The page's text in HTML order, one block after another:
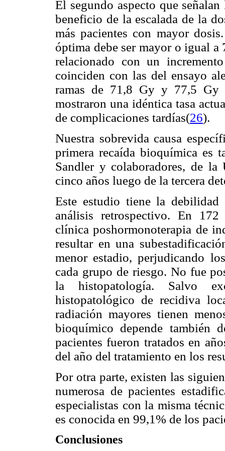
El segundo aspecto que
beneficio de la escalada de la
más pacientes con mayor
óptima debe ser mayor o igual
relacionado con un
coinciden con las del ensayo
ramas de 71,8 Gy y 77,5 Gy
mostraron una idéntica tasa
de complicaciones tardías(26).
Nuestra sobrevida causa
primera recaída bioquímica es
Sandler y colaboradores, de
cinco años luego de la tercera
Este estudio tiene la debilidad
análisis retrospectivo. En
clínica poshormonoterapia de
resultar en una
menor estadio, perjudicando
cada grupo de riesgo. No fue
la histopatología. Salvo
histopatológico de recidiva
radiación mayores tienen
bioquímico depende también
pacientes fueron tratados en
del año del tratamiento en los
Por otra parte, existen las
numerosa de pacientes
especialistas con la misma
es conocida en 99,1% de los
Conclusiones